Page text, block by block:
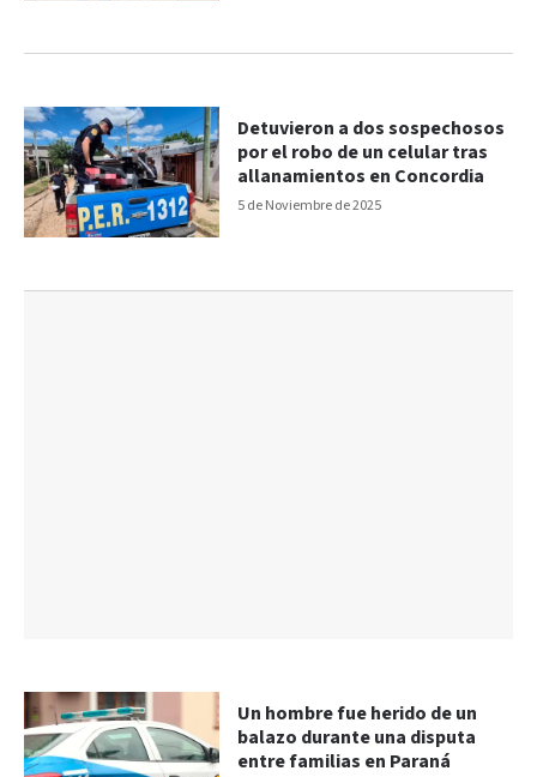
5 de Noviembre de 2025
Detuvieron a dos sospechosos
por el robo de un celular tras
allanamientos en Concordia
Un hombre fue herido de un
balazo durante una disputa
entre familias en Paraná